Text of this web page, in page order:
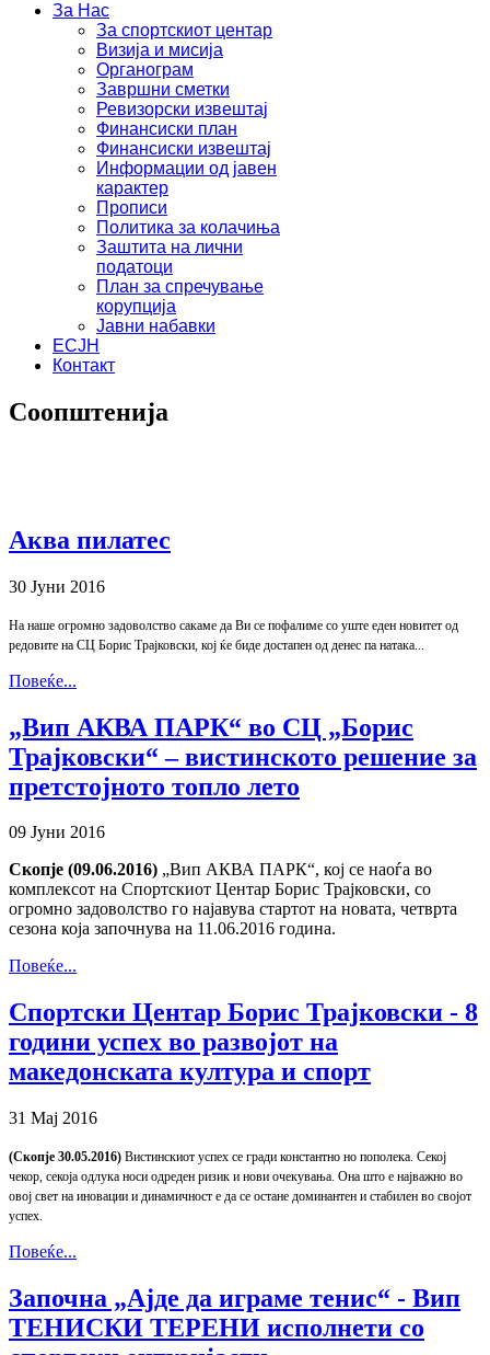
За Нас
За спортскиот центар
Визија и мисија
Органограм
Завршни сметки
Ревизорски извештај
Финансиски план
Финансиски извештај
Информации од јавен
карактер
Прописи
Политика за колачиња
Заштита на лични
податоци
План за спречување
корупција
Јавни набавки
ЕСЈН
Контакт
Соопштенија
Аква пилатес
30 Јуни 2016
На наше огромно задоволство сакаме да Ви се пофалиме со уште еден новитет од
редовите на СЦ Борис Трајковски, кој ќе биде достапен од денес па натака...
Повеќе...
„Вип АКВА ПАРК“ во СЦ „Борис
Трајковски“ – вистинското решение за
претстојното топло лето
09 Јуни 2016
Скопје (09.06.2016) „Вип АКВА ПАРК“, кој се наоѓа во
комплексот на Спортскиот Центар Борис Трајковски, со
огромно задоволство го најавува стартот на новата, четврта
сезона која започнува на 11.06.2016 година.
Повеќе...
Спортски Центар Борис Трајковски - 8
години успех во развојот на
македонската култура и спорт
31 Мај 2016
(Скопје 30.05.2016) Вистинскиот успех се гради константно но пополека. Секој
чекор, секоја одлука носи одреден ризик и нови очекувања. Она што е најважно во
овој свет на иновации и динамичност е да се остане доминантен и стабилен во својот
успех.
Повеќе...
Започна „Ајде да играме тенис“ - Вип
ТЕНИСКИ ТЕРЕНИ исполнети со